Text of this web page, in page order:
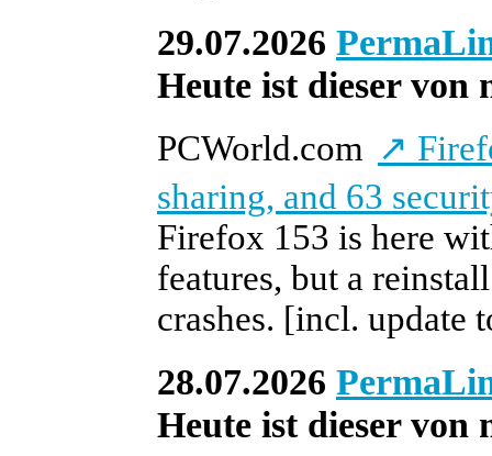
29.07.2026
Heute ist dieser von
PCWorld.com ↗
sharing, and 63
Firefox 153 is here
features, but a
crashes. [incl. update
28.07.2026
Heute ist dieser von